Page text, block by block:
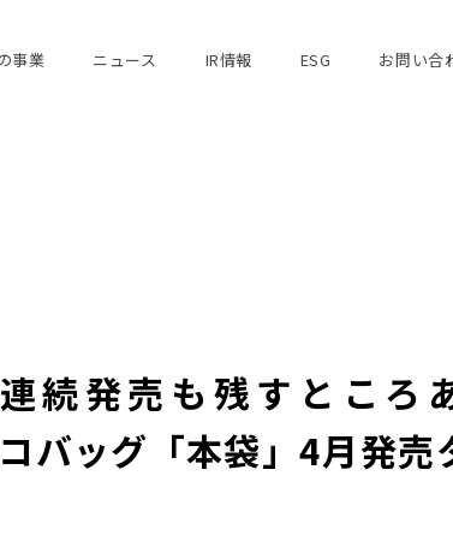
事業 ニュース IR情報 ESG お問い合
続発売も残すところ
バッグ「本袋」4月発